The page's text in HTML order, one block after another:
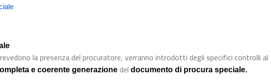
la presenza del procuratore, verranno introdotti degli specifici controlli al
e coerente generazione del documento di procura speciale.